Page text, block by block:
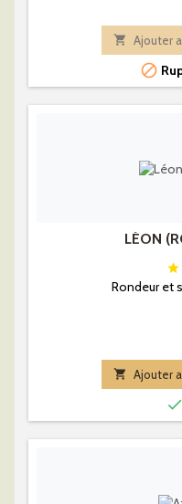
 Ajouter

LÉON

Rondeur et
 Ajouter
